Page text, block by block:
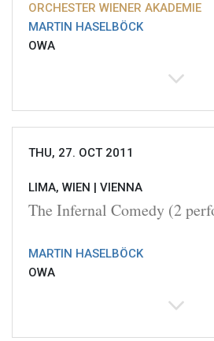
ORCHESTER WIENER AKADEMIE
MARTIN HASELBÖCK
OWA
THU, 27. OCT 2011
LIMA, WIEN | VIENNA
The Infernal Comedy (2
MARTIN HASELBÖCK
OWA